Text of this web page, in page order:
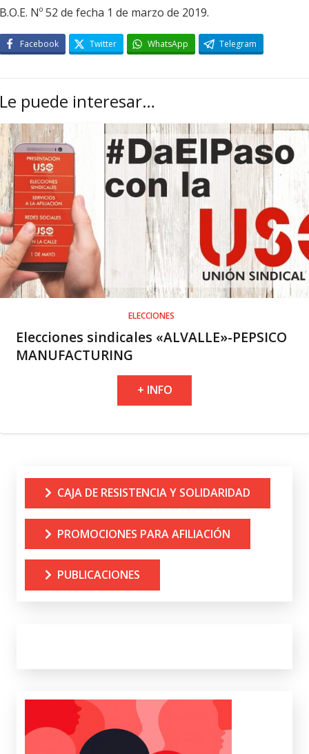
B.O.E. Nº 52 de fecha 1 de marzo de 2019.
Facebook Twitter WhatsApp Telegram
Le puede interesar…
ELECCIONES
Elecciones sindicales «ALVALLE»-PEPSICO
MANUFACTURING
+ INFO
CAJA DE RESISTENCIA Y SOLIDARIDAD
PROMOCIONES PARA AFILIACIÓN
PUBLICACIONES